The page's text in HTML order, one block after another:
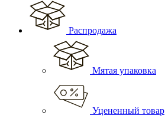
Распродажа
Мятая упаковка
Уцененный товар